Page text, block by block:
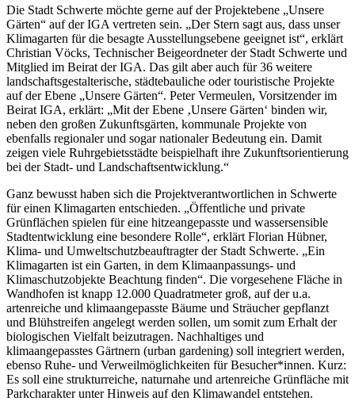
Die Stadt Schwerte möchte gerne auf der Projektebene „Unsere
Gärten“ auf der IGA vertreten sein. „Der Stern sagt aus, dass unser
Klimagarten für die besagte Ausstellungsebene geeignet ist“, erklärt
Christian Vöcks, Technischer Beigeordneter der Stadt Schwerte und
Mitglied im Beirat der IGA. Das gilt aber auch für 36 weitere
landschaftsgestalterische, städtebauliche oder touristische Projekte
auf der Ebene „Unsere Gärten“. Peter Vermeulen, Vorsitzender im
Beirat IGA, erklärt: „Mit der Ebene ‚Unsere Gärten‘ binden wir,
neben den großen Zukunftsgärten, kommunale Projekte von
ebenfalls regionaler und sogar nationaler Bedeutung ein. Damit
zeigen viele Ruhrgebietsstädte beispielhaft ihre Zukunftsorientierung
bei der Stadt- und Landschaftsentwicklung.“
Ganz bewusst haben sich die Projektverantwortlichen in Schwerte
für einen Klimagarten entschieden. „Öffentliche und private
Grünflächen spielen für eine hitzeangepasste und wassersensible
Stadtentwicklung eine besondere Rolle“, erklärt Florian Hübner,
Klima- und Umweltschutzbeauftragter der Stadt Schwerte. „Ein
Klimagarten ist ein Garten, in dem Klimaanpassungs- und
Klimaschutzobjekte Beachtung finden“. Die vorgesehene Fläche in
Wandhofen ist knapp 12.000 Quadratmeter groß, auf der u.a.
artenreiche und klimaangepasste Bäume und Sträucher gepflanzt
und Blühstreifen angelegt werden sollen, um somit zum Erhalt der
biologischen Vielfalt beizutragen. Nachhaltiges und
klimaangepasstes Gärtnern (urban gardening) soll integriert werden,
ebenso Ruhe- und Verweilmöglichkeiten für Besucher*innen. Kurz:
Es soll eine strukturreiche, naturnahe und artenreiche Grünfläche mit
Parkcharakter unter Hinweis auf den Klimawandel entstehen.